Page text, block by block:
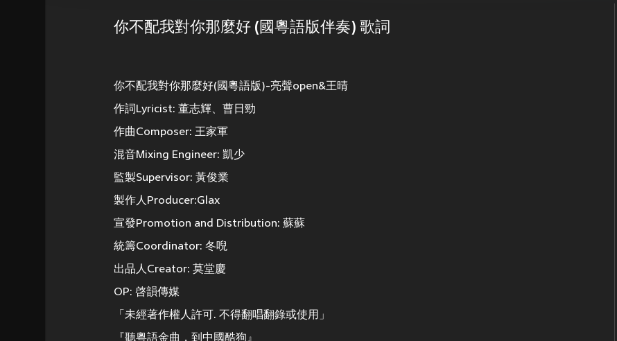
你不配我對你那麼好 (國粵語版伴奏) 歌詞
你不配我對你那麼好(國粵語版)-亮聲open&王晴
作詞Lyricist: 董志輝、曹日勁
作曲Composer: 王家軍
混音Mixing Engineer: 凱少
監製Supervisor: 黃俊業
製作人Producer:Glax
宣發Promotion and Distribution: 蘇蘇
統籌Coordinator: 冬唲
出品人Creator: 莫堂慶
OP: 啓韻傳媒
「未經著作權人許可. 不得翻唱翻錄或使用」
『聽粵語金曲，到中國酷狗』